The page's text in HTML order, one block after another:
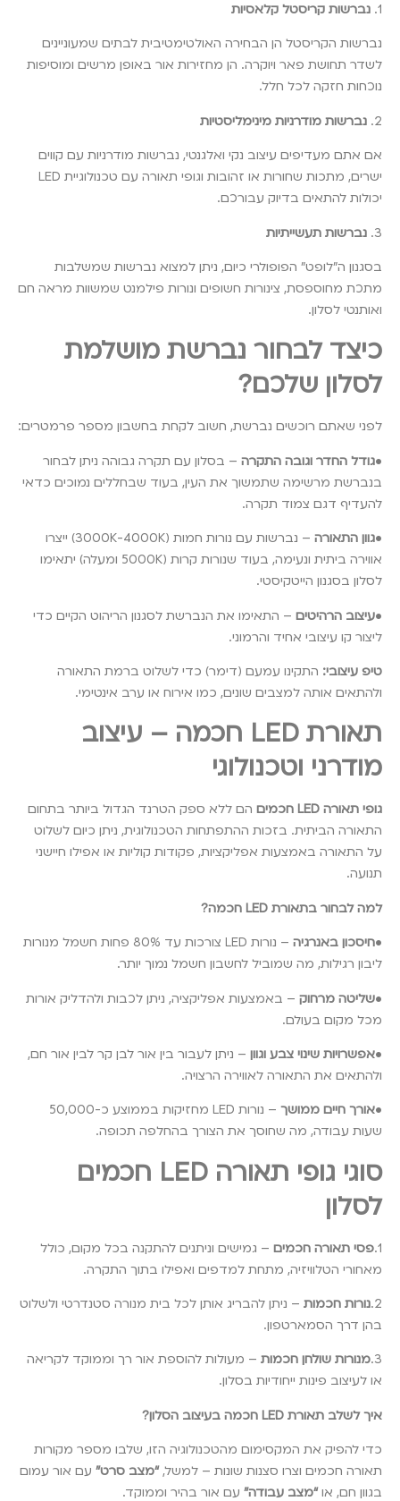
1. נברשות קריסטל קלאסיות
נברשות הקריסטל הן הבחירה האולטימטיבית לבתים שמעוניינים
לשדר תחושת פאר ויוקרה. הן מחזירות אור באופן מרשים ומוסיפות
נוכחות חזקה לכל חלל.
2. נברשות מודרניות מינימליסטיות
אם אתם מעדיפים עיצוב נקי ואלגנטי, נברשות מודרניות עם קווים
ישרים, מתכות שחורות או זהובות וגופי תאורה עם טכנולוגיית LED
יכולות להתאים בדיוק עבורכם.
3. נברשות תעשייתיות
בסגנון ה”לופט” הפופולרי כיום, ניתן למצוא נברשות שמשלבות
מתכת מחוספסת, צינורות חשופים ונורות פילמנט שמשוות מראה חם
ואותנטי לסלון.
כיצד לבחור נברשת מושלמת
לסלון שלכם?
לפני שאתם רוכשים נברשת, חשוב לקחת בחשבון מספר פרמטרים:
•גודל החדר וגובה התקרה – בסלון עם תקרה גבוהה ניתן לבחור
בנברשת מרשימה שתמשוך את העין, בעוד שבחללים נמוכים כדאי
להעדיף דגם צמוד תקרה.
•גוון התאורה
– נברשות עם נורות חמות (3000K-4000K) ייצרו
אווירה ביתית ונעימה, בעוד שנורות קרות (5000K ומעלה) יתאימו
לסלון בסגנון הייטקיסטי.
•עיצוב הרהיטים – התאימו את הנברשת לסגנון הריהוט הקיים כדי
ליצור קו עיצובי אחיד והרמוני.
טיפ עיצובי: התקינו עמעם (דימר) כדי לשלוט ברמת התאורה
ולהתאים אותה למצבים שונים, כמו אירוח או ערב אינטימי.
תאורת LED חכמה – עיצוב
מודרני וטכנולוגי
גופי תאורה LED חכמים
הם ללא ספק הטרנד הגדול ביותר בתחום
התאורה הביתית. בזכות ההתפתחות הטכנולוגית, ניתן כיום לשלוט
על התאורה באמצעות אפליקציות, פקודות קוליות או אפילו חיישני
תנועה.
למה לבחור בתאורת LED חכמה?
•חיסכון באנרגיה
– נורות LED צורכות עד 80% פחות חשמל מנורות
ליבון רגילות, מה שמוביל לחשבון חשמל נמוך יותר.
•שליטה מרחוק – באמצעות אפליקציה, ניתן לכבות ולהדליק אורות
מכל מקום בעולם.
•אפשרויות שינוי צבע וגוון – ניתן לעבור בין אור לבן קר לבין אור חם,
ולהתאים את התאורה לאווירה הרצויה.
•אורך חיים ממושך
– נורות LED מחזיקות בממוצע כ-50,000
שעות עבודה, מה שחוסך את הצורך בהחלפה תכופה.
סוגי גופי תאורה LED חכמים
לסלון
1. פסי תאורה חכמים – גמישים וניתנים להתקנה בכל מקום, כולל
מאחורי הטלוויזיה, מתחת למדפים ואפילו בתוך התקרה.
2. נורות חכמות – ניתן להבריג אותן לכל בית מנורה סטנדרטי ולשלוט
בהן דרך הסמארטפון.
3. מנורות שולחן חכמות – מעולות להוספת אור רך וממוקד לקריאה
או לעיצוב פינות ייחודיות בסלון.
איך לשלב תאורת LED חכמה בעיצוב הסלון?
כדי להפיק את המקסימום מהטכנולוגיה הזו, שלבו מספר מקורות
תאורה חכמים וצרו סצנות שונות – למשל,“מצב סרט” עם אור עמום
בגוון חם, או“מצב עבודה” עם אור בהיר וממוקד.